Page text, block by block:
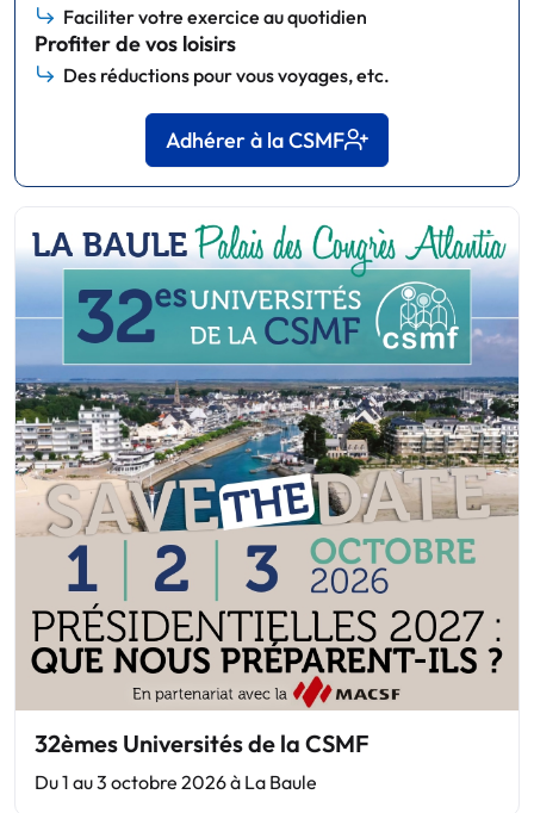
Faciliter votre exercice au quotidien
Profiter de vos loisirs
Des réductions pour vous voyages, etc.
Adhérer à la CSMF
32èmes Universités de la CSMF
Du 1 au 3 octobre 2026 à La Baule